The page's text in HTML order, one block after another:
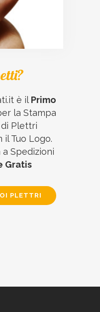
è il Primo
la Stampa
Plettri
il Tuo Logo.
a Spedizioni
Gratis
PLETTRI